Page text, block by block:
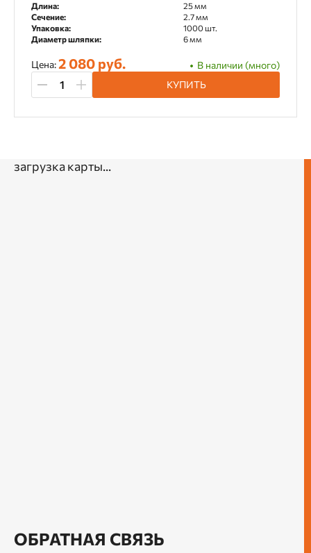
Длина:
25 мм
Сечение:
2.7 мм
Упаковка:
1000 шт.
Диаметр шляпки:
6 мм
Цена:2 080 руб.
В наличии (много)
КУПИТЬ
загрузка карты...
ОБРАТНАЯ СВЯЗЬ